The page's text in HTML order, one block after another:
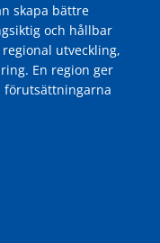
skapa bättre
och hållbar
utveckling,
En region ger
förutsättningarna